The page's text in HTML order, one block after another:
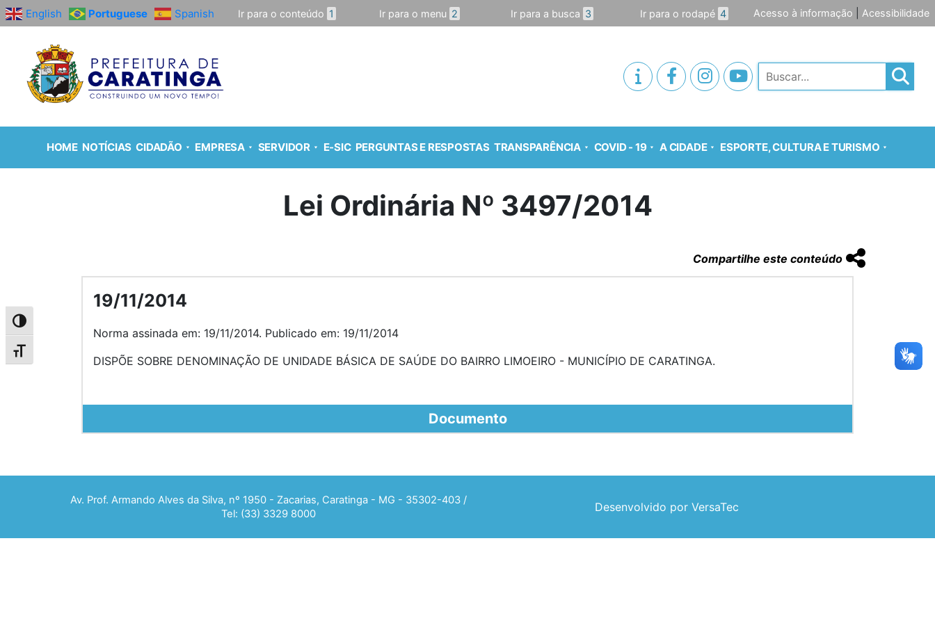
Alternar alto contraste
Alternar tamanho da fonte
English Portuguese Spanish Ir para o conteúdo 1 Ir para o menu 2 Ir para a busca 3 Ir para o rodapé 4 Acesso à informação Acessibilidade
Pesquisar
HOME NOTÍCIAS CIDADÃO EMPRESA SERVIDOR E-SIC PERGUNTAS E RESPOSTAS TRANSPARÊNCIA COVID - 19 A CIDADE ESPORTE, CULTURA E TURISMO
Lei Ordinária Nº 3497/2014
Compartilhe este conteúdo
19/11/2014
Norma assinada em: 19/11/2014. Publicado em: 19/11/2014
DISPÕE SOBRE DENOMINAÇÃO DE UNIDADE BÁSICA DE SAÚDE DO BAIRRO LIMOEIRO - MUNICÍPIO DE CARATINGA.
Documento
Av. Prof. Armando Alves da Silva, nº 1950 - Zacarias, Caratinga - MG - 35302-403 /
Tel: (33) 3329 8000
Desenvolvido por VersaTec